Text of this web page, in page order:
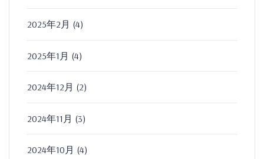
2025年2月 (4)
2025年1月 (4)
2024年12月 (2)
2024年11月 (3)
2024年10月 (4)